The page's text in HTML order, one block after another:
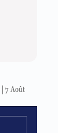
7 Août